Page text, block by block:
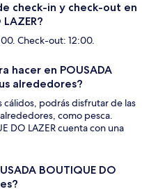
check-in y check-out en
Check-out: 12:00.
hacer en POUSADA
alrededores?
cálidos, podrás disfrutar de las
como pesca.
DO LAZER cuenta con una
BOUTIQUE DO